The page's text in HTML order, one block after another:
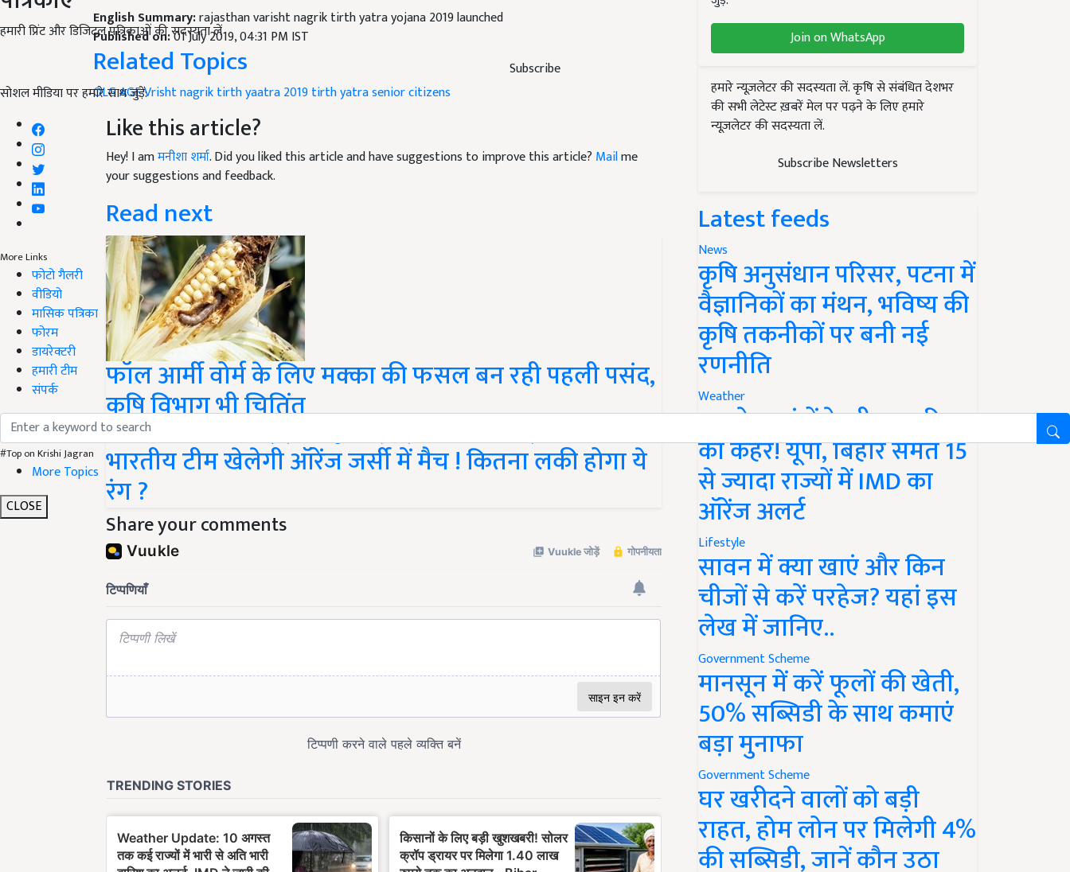
हमारी प्रिंट और डिजिटल पत्रिकाओं की सदस्यता लें
Subscribe
सोशल मीडिया पर हमारे साथ जुड़ें:
More Links
फोटो गैलरी
वीडियो
मासिक पत्रिका
फोरम
डायरेक्टरी
हमारी टीम
संपर्क
#Top on Krishi Jagran
More Topics
CLOSE
English Summary:rajasthan varisht nagrik tirth yatra yojana 2019 launched
Published on:01 July 2019, 04:31 PM IST
Related Topics
OLG AGEVrisht nagrik tirth yaatra 2019tirth yatrasenior citizens
Like this article?
Hey! I amमनीशा शर्मा. Did you liked this article and have suggestions to improve this article? Mailme
your suggestions and feedback.
Read next
फॉल आर्मी वोर्म के लिए मक्का की फसल बन रही पहली पसंद,
कृषि विभाग भी चितिंत
भारतीय टीम खेलेगी ऑरेंज जर्सी में मैच ! कितना लकी होगा ये
रंग ?
Share your comments
Join on WhatsApp
हमारे न्यूज़लेटर की सदस्यता लें. कृषि से संबंधित देशभर
की सभी लेटेस्ट ख़बरें मेल पर पढ़ने के लिए हमारे
न्यूज़लेटर की सदस्यता लें.
Subscribe Newsletters
Latest feeds
News
कृषि अनुसंधान परिसर, पटना में
वैज्ञानिकों का मंथन, भविष्य की
कृषि तकनीकों पर बनी नई
रणनीति
Weather
अगले 12 घंटों के भीतर बारिश
का कहर! यूपी, बिहार समेत 15
से ज्यादा राज्यों में IMD का
ऑरेंज अलर्ट
Lifestyle
सावन में क्या खाएं और किन
चीजों से करें परहेज? यहां इस
लेख में जानिए..
Government Scheme
मानसून में करें फूलों की खेती,
50% सब्सिडी के साथ कमाएं
बड़ा मुनाफा
Government Scheme
घर खरीदने वालों को बड़ी
राहत, होम लोन पर मिलेगी 4%
की सब्सिडी, जानें कौन उठा